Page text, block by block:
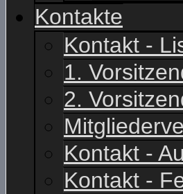
Kontakte
Kontakt -
1.
2.
Kontakt -
Kontakt -